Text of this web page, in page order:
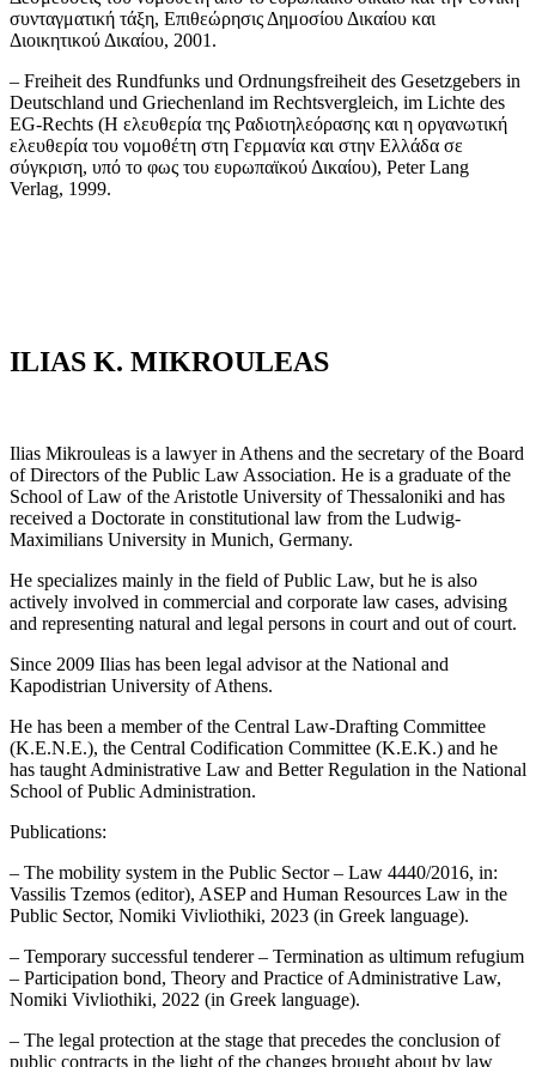
συνταγματική τάξη, Επιθεώρησις Δημοσίου Δικαίου και
Διοικητικού Δικαίου, 2001.
– Freiheit des Rundfunks und Ordnungsfreiheit des Gesetzgebers in
Deutschland und Griechenland im Rechtsvergleich, im Lichte des
EG-Rechts (Η ελευθερία της Ραδιοτηλεόρασης και η οργανωτική
ελευθερία του νομοθέτη στη Γερμανία και στην Ελλάδα σε
σύγκριση, υπό το φως του ευρωπαϊκού Δικαίου), Peter Lang
Verlag, 1999.
ILIAS K. MIKROULEAS
Ilias Mikrouleas is a lawyer in Athens and the secretary of the Board
of Directors of the Public Law Association. He is a graduate of the
School of Law of the Aristotle University of Thessaloniki and has
received a Doctorate in constitutional law from the Ludwig-
Maximilians University in Munich, Germany.
He specializes mainly in the field of Public Law, but he is also
actively involved in commercial and corporate law cases, advising
and representing natural and legal persons in court and out of court.
Since 2009 Ilias has been legal advisor at the National and
Kapodistrian University of Athens.
He has been a member of the Central Law-Drafting Committee
(K.E.N.E.), the Central Codification Committee (K.E.K.) and he
has taught Administrative Law and Better Regulation in the National
School of Public Administration.
Publications:
– The mobility system in the Public Sector – Law 4440/2016, in:
Vassilis Tzemos (editor), ASEP and Human Resources Law in the
Public Sector, Nomiki Vivliothiki, 2023 (in Greek language).
– Temporary successful tenderer – Termination as ultimum refugium
– Participation bond, Theory and Practice of Administrative Law,
Nomiki Vivliothiki, 2022 (in Greek language).
– The legal protection at the stage that precedes the conclusion of
public contracts in the light of the changes brought about by law